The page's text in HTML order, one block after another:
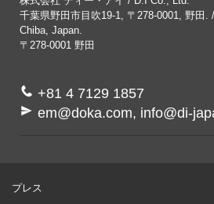
千葉県野田市目吹19-1, 〒278-0001, 野田.
Chiba, Japan.
〒278-0001 野田
+81 4 7129 1857
em@doka.com, info@di-
プレス